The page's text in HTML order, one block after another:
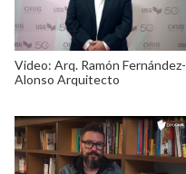
Video: Arq. Ramón Fernández-
Alonso Arquitecto